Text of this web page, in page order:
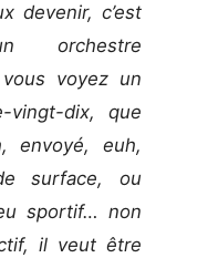
devenir, c’est
orchestre
voyez un
vingt-dix, que
envoyé, euh,
surface, ou
sportif… non
il veut être